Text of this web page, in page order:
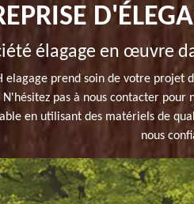
élagage en œuvre
elagage prend soin de votre projet
pas à nous contacter pour
en utilisant des matériels de
nous